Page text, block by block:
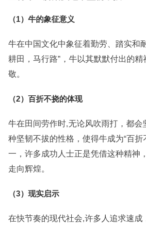
（1）牛的象征意义
牛在中国文化中象征着勤劳、踏实和
耕田，马行路”，牛以其默默付出的
敬。
（2）百折不挠的体现
牛在田间劳作时,无论风吹雨打，都会
种坚韧不拔的性格，使得牛成为“百折
一，许多成功人士正是凭借这种精神
走向辉煌。
（3）现实启示
在快节奏的现代社会,许多人追求速成